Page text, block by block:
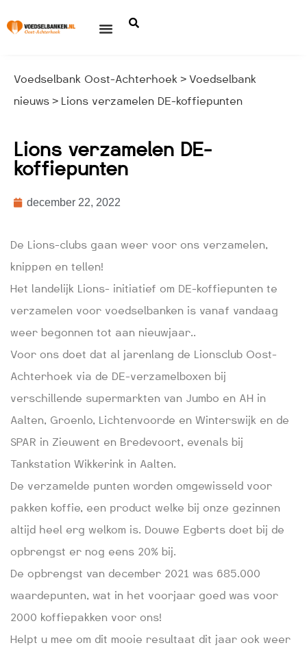
Voedselbank Oost-Achterhoek > Voedselbank
nieuws > Lions verzamelen DE-koffiepunten
Lions verzamelen DE-
koffiepunten
december 22, 2022
De Lions-clubs gaan weer voor ons verzamelen,
knippen en tellen!
Het landelijk Lions- initiatief om DE-koffiepunten te
verzamelen voor voedselbanken is vanaf vandaag
weer begonnen tot aan nieuwjaar..
Voor ons doet dat al jarenlang de Lionsclub Oost-
Achterhoek via de DE-verzamelboxen bij
verschillende supermarkten van Jumbo en AH in
Aalten, Groenlo, Lichtenvoorde en Winterswijk en de
SPAR in Zieuwent en Bredevoort, evenals bij
Tankstation Wikkerink in Aalten.
De verzamelde punten worden omgewisseld voor
pakken koffie, een product welke bij onze gezinnen
altijd heel erg welkom is. Douwe Egberts doet bij de
opbrengst er nog eens 20% bij.
De opbrengst van december 2021 was 685.000
waardepunten, wat in het voorjaar goed was voor
2000 koffiepakken voor ons!
Helpt u mee om dit mooie resultaat dit jaar ook weer